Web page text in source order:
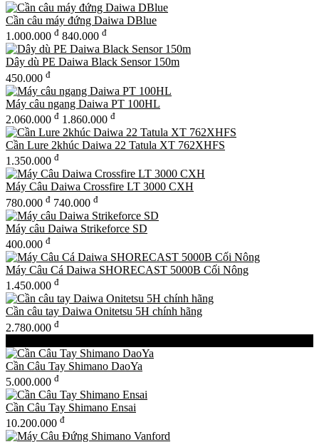
Cần câu máy đứng Daiwa DBlue
1.000.000 đ 840.000 đ
Dây dù PE Daiwa Black Sensor 150m
450.000 đ
Máy câu ngang Daiwa PT 100HL
2.060.000 đ 1.860.000 đ
Cần Lure 2khúc Daiwa 22 Tatula XT 762XHFS
1.350.000 đ
Máy Câu Daiwa Crossfire LT 3000 CXH
780.000 đ 740.000 đ
Máy câu Daiwa Strikeforce SD
400.000 đ
Máy Câu Cá Daiwa SHORECAST 5000B Cối Nông
1.450.000 đ
Cần câu tay Daiwa Onitetsu 5H chính hãng
2.780.000 đ
Cần Câu Tay Shimano DaoYa
5.000.000 đ
Cần Câu Tay Shimano Ensai
10.200.000 đ